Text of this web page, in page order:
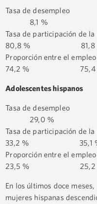
Tasa de
8,1 %
Tasa de
80,8 % 81,8
Proporción entre
74,2 % 75,4
Adolescentes hispanos
Tasa de
29,0 %
Tasa de
33,2 % 35,1
Proporción entre
23,5 % 25,2
En los últimos doce
mujeres hispanas